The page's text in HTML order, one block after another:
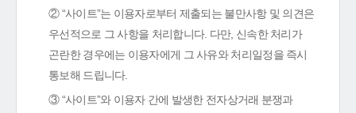
② “사이트”는 이용자로부터 제출되는 불만사항 및 의견은
우선적으로 그 사항을 처리합니다. 다만, 신속한 처리가
곤란한 경우에는 이용자에게 그 사유와 처리일정을 즉시
통보해 드립니다.
③ “사이트”와 이용자 간에 발생한 전자상거래 분쟁과